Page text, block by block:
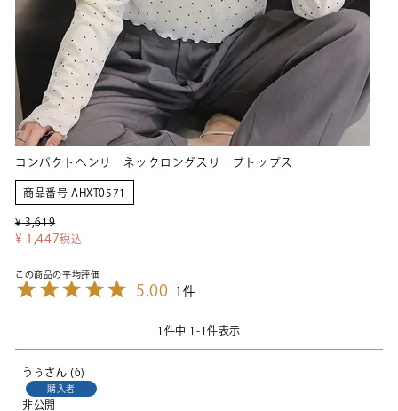
コンパクトヘンリーネックロングスリーブトップス
商品番号 AHXT0571
¥ 3,619
¥ 1,447税込
5.00 1
1 件中 1 -1件表示
うぅ 6
購入者
非公開